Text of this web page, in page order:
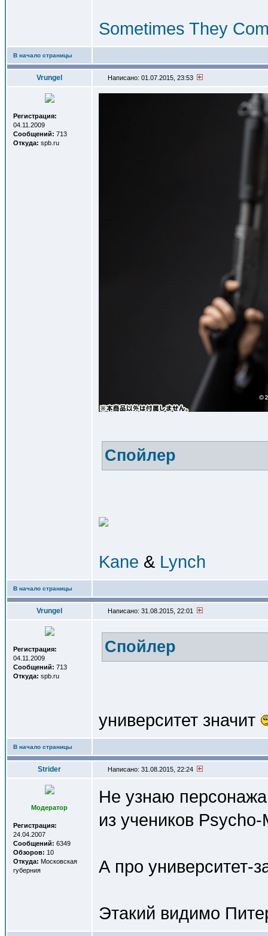
Sometimes They
В начало страницы
Vrungel Написано: 01.07.2015, 23:53
Регистрация:
04.11.2009
Сообщений: 713
Откуда: spb.ru
Спойлер
Kane & Lynch
В начало страницы
Vrungel Написано: 31.08.2015, 22:01
Регистрация:
04.11.2009
Сообщений: 713
Откуда: spb.ru
Спойлер
университет значит
В начало страницы
Strider Написано: 31.08.2015, 22:24
Модератор
Регистрация:
24.04.2007
Сообщений: 6349
Обзоров: 10
Откуда: Московская
губерния
Не узнаю
из учеников
А про университет-
Этакий видимо